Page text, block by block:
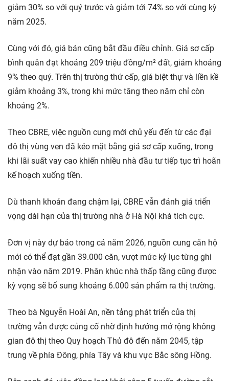
giảm 30% so với quý trước và giảm tới 74% so với cùng kỳ
năm 2025.
Cùng với đó, giá bán cũng bắt đầu điều chỉnh. Giá sơ cấp
bình quân đạt khoảng 209 triệu đồng/m² đất, giảm khoảng
9% theo quý. Trên thị trường thứ cấp, giá biệt thự và liền kề
giảm khoảng 3%, trong khi mức tăng theo năm chỉ còn
khoảng 2%.
Theo CBRE, việc nguồn cung mới chủ yếu đến từ các đại
đô thị vùng ven đã kéo mặt bằng giá sơ cấp xuống, trong
khi lãi suất vay cao khiến nhiều nhà đầu tư tiếp tục trì hoãn
kế hoạch xuống tiền.
Dù thanh khoản đang chậm lại, CBRE vẫn đánh giá triển
vọng dài hạn của thị trường nhà ở Hà Nội khá tích cực.
Đơn vị này dự báo trong cả năm 2026, nguồn cung căn hộ
mới có thể đạt gần 39.000 căn, vượt mức kỷ lục từng ghi
nhận vào năm 2019. Phân khúc nhà thấp tầng cũng được
kỳ vọng sẽ bổ sung khoảng 6.000 sản phẩm ra thị trường.
Theo bà Nguyễn Hoài An, nền tảng phát triển của thị
trường vẫn được củng cố nhờ định hướng mở rộng không
gian đô thị theo Quy hoạch Thủ đô đến năm 2045, tập
trung về phía Đông, phía Tây và khu vực Bắc sông Hồng.